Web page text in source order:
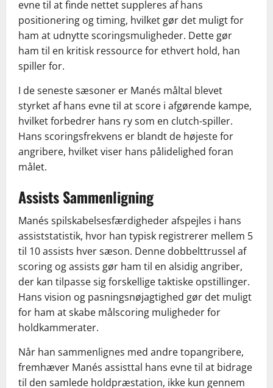
evne til at finde nettet suppleres af hans
positionering og timing, hvilket gør det muligt for
ham at udnytte scoringsmuligheder. Dette gør
ham til en kritisk ressource for ethvert hold, han
spiller for.
I de seneste sæsoner er Manés måltal blevet
styrket af hans evne til at score i afgørende kampe,
hvilket forbedrer hans ry som en clutch-spiller.
Hans scoringsfrekvens er blandt de højeste for
angribere, hvilket viser hans pålidelighed foran
målet.
Assists Sammenligning
Manés spilskabelsesfærdigheder afspejles i hans
assiststatistik, hvor han typisk registrerer mellem 5
til 10 assists hver sæson. Denne dobbelttrussel af
scoring og assists gør ham til en alsidig angriber,
der kan tilpasse sig forskellige taktiske opstillinger.
Hans vision og pasningsnøjagtighed gør det muligt
for ham at skabe målscoring muligheder for
holdkammerater.
Når han sammenlignes med andre topangribere,
fremhæver Manés assisttal hans evne til at bidrage
til den samlede holdpræstation, ikke kun gennem